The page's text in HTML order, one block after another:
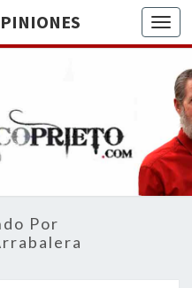
DE
BREVE
RECORRIDO
VITAL Y
ACTUALIDAD
Por